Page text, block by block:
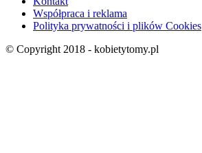
Współpraca i reklama
Polityka prywatności i plików Cookies
© Copyright 2018 - kobietytomy.pl